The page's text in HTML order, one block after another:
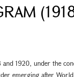
and 1920, under the
emerging after